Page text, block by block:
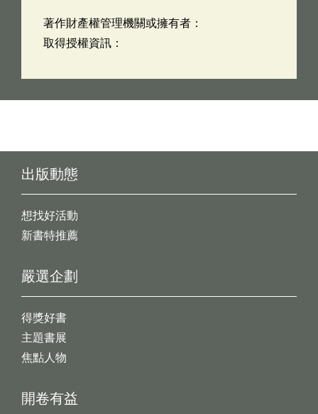
著作財產權管理機關或擁有者：
取得授權資訊：
出版動態
想找好活動
新書特推薦
開卷有益
嚴選企劃
得獎好書
主題書展
焦點人物